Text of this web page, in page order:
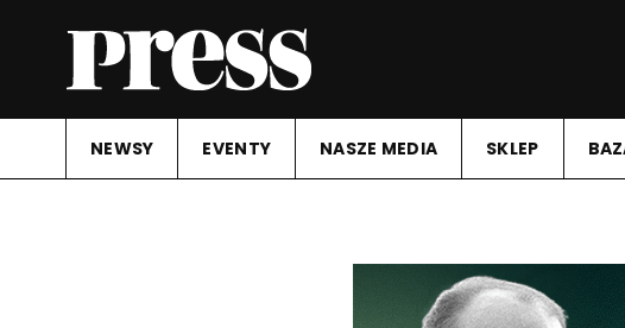
NEWSY EVENTY NASZE MEDIA SKLEP